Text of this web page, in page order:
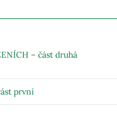
– část druhá
první